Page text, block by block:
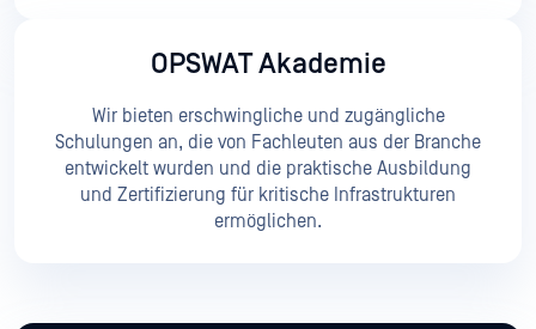
OPSWAT Akademie
Wir bieten erschwingliche und zugängliche
Schulungen an, die von Fachleuten aus der Branche
entwickelt wurden und die praktische Ausbildung
und Zertifizierung für kritische Infrastrukturen
ermöglichen.